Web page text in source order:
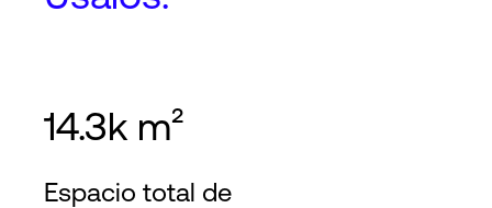
14.3k m²
Espacio total de